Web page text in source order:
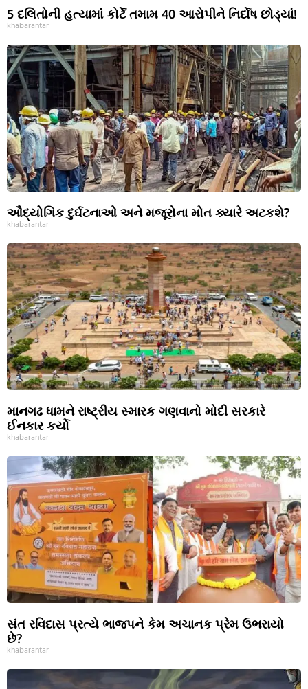
5 દલિતોની હત્યામાં કોર્ટે તમામ 40 આરોપીને નિર્દોષ છોડ્યાં!
khabarantar
ઔદ્યોગિક દુર્ઘટનાઓ અને મજૂરોના મોત ક્યારે અટકશે?
khabarantar
માનગઢ ધામને રાષ્ટ્રીય સ્મારક ગણવાનો મોદી સરકારે
ઈનકાર કર્યો
khabarantar
સંત રવિદાસ પ્રત્યે ભાજપને કેમ અચાનક પ્રેમ ઉભરાયો
છે?
khabarantar